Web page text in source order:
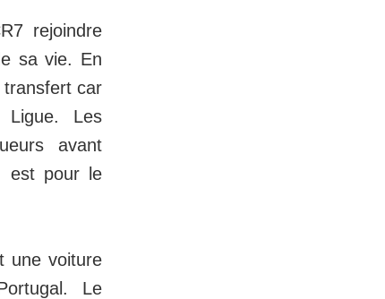
rejoindre
sa vie. En
transfert car
Les
avant
est pour le
une voiture
Le